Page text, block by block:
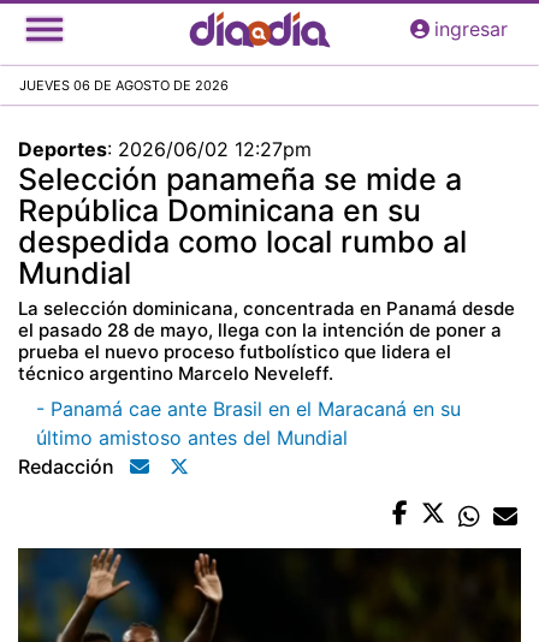
Pasar
al
principal
ingresar
JUEVES 06 DE AGOSTO DE 2026
Deportes: 2026/06/02 12:27pm
Selección panameña se mide a
República Dominicana en su
despedida como local rumbo al
Mundial
La selección dominicana, concentrada en Panamá desde
el pasado 28 de mayo, llega con la intención de poner a
prueba el nuevo proceso futbolístico que lidera el
técnico argentino Marcelo Neveleff.
- Panamá cae ante Brasil en el Maracaná en su
último amistoso antes del Mundial
Redacción